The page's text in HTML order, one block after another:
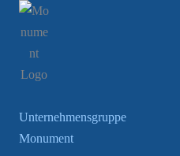
Unternehmensgruppe
Monument